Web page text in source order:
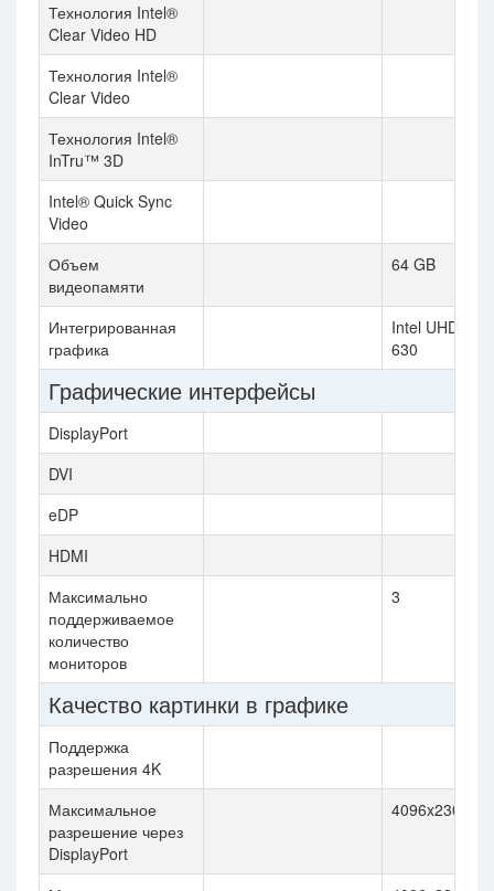
Технология Intel®
Clear Video HD
Технология Intel®
Clear Video
Технология Intel®
InTru™ 3D
Intel® Quick Sync
Video
Объем
видеопамяти
64 GB
Интегрированная
графика
Intel UHD
630
Графические интерфейсы
DisplayPort
DVI
eDP
HDMI
Максимально
поддерживаемое
количество
мониторов
3
Качество картинки в графике
Поддержка
разрешения 4K
Максимальное
разрешение через
DisplayPort